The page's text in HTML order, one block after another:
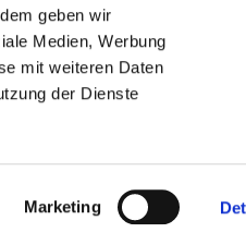
geben wir
Medien, Werbung
mit weiteren Daten
der Dienste
Marketing